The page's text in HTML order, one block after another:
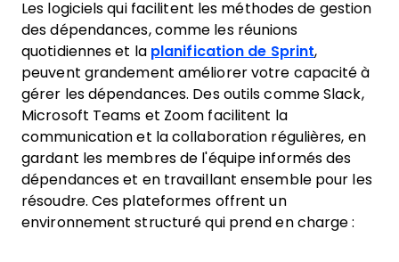
Les logiciels qui facilitent les méthodes de gestion
des dépendances, comme les réunions
quotidiennes et la planification de Sprint,
peuvent grandement améliorer votre capacité à
gérer les dépendances. Des outils comme Slack,
Microsoft Teams et Zoom facilitent la
communication et la collaboration régulières, en
gardant les membres de l'équipe informés des
dépendances et en travaillant ensemble pour les
résoudre. Ces plateformes offrent un
environnement structuré qui prend en charge :